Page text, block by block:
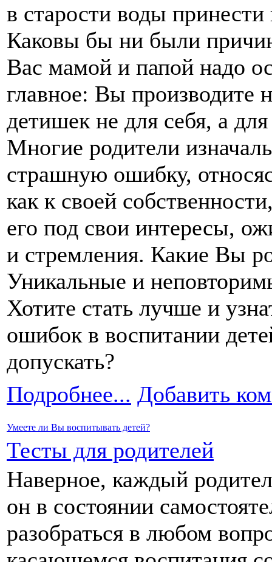
в старости воды принести
Каковы бы ни были
Вас мамой и папой надо
главное: Вы производите
детишек не для себя, а для
Многие родители
страшную ошибку,
как к своей
его под свои интересы,
и стремления. Какие Вы
Уникальные и
Хотите стать лучше и
ошибок в воспитании
допускать?
Подробнее... Добавить
Умеете ли Вы воспитывать детей?
Тесты для родителей
Наверное, каждый
он в состоянии
разобраться в любом